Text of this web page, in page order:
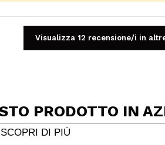
o una foto
il primo. Immaginalo...
Visualizza 12 recensione/i in
PRODOTTO IN
SCOPRI DI PIÙ